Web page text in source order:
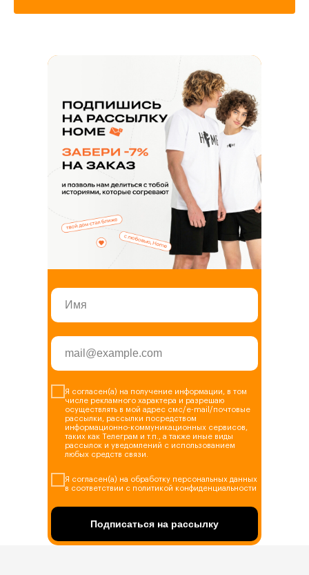
Я согласен(а) на получение информации, в том
числе рекламного характера и разрешаю
осуществлять в мой адрес смс/e-mail/почтовые
рассылки, рассылки посредством
информационно-коммуникационных сервисов,
таких как Телеграм и т.п., а также иные виды
рассылок и уведомлений с использованием
любых средств связи.
Я согласен(а) на обработку персональных данных
в соответствии с политикой конфиденциальности
Подписаться на рассылку